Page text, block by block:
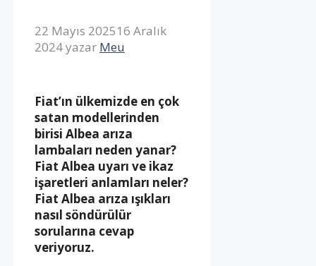
22 Mayıs 202516 Aralık
2024yazar Meu
Fiat’ın ülkemizde en çok
satan modellerinden
birisi Albea arıza
lambaları neden yanar?
Fiat Albea uyarı ve ikaz
işaretleri anlamları neler?
Fiat Albea arıza ışıkları
nasıl söndürülür
sorularına cevap
veriyoruz.